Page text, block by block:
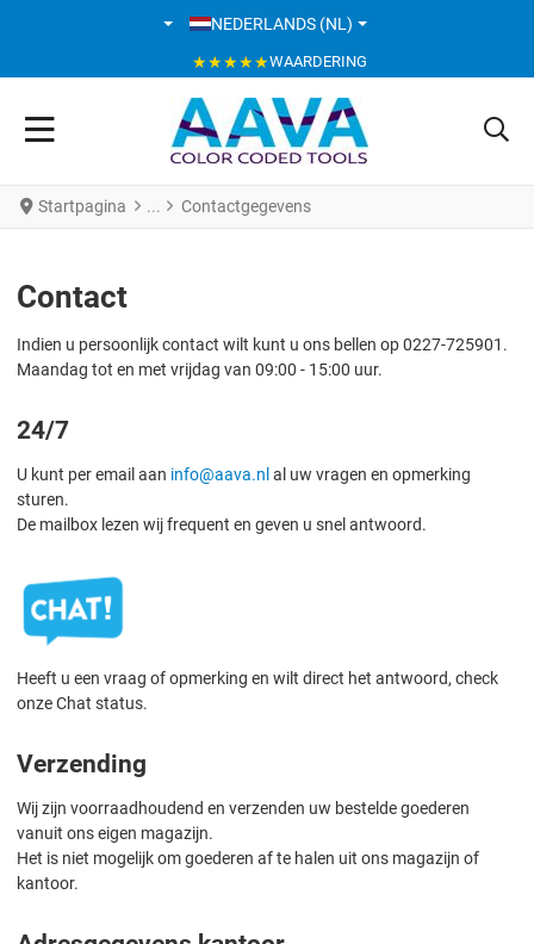
SELECTEER DE TAAL
NEDERLANDS (NL)
★★★★★WAARDERING
Startpagina Contactgegevens
Contact
Indien u persoonlijk contact wilt kunt u ons bellen op 0227-725901.
Maandag tot en met vrijdag van 09:00 - 15:00 uur.
24/7
U kunt per email aan info@aava.nl al uw vragen en opmerking
sturen.
De mailbox lezen wij frequent en geven u snel antwoord.
Heeft u een vraag of opmerking en wilt direct het antwoord, check
onze Chat status.
Verzending
Wij zijn voorraadhoudend en verzenden uw bestelde goederen
vanuit ons eigen magazijn.
Het is niet mogelijk om goederen af te halen uit ons magazijn of
kantoor.